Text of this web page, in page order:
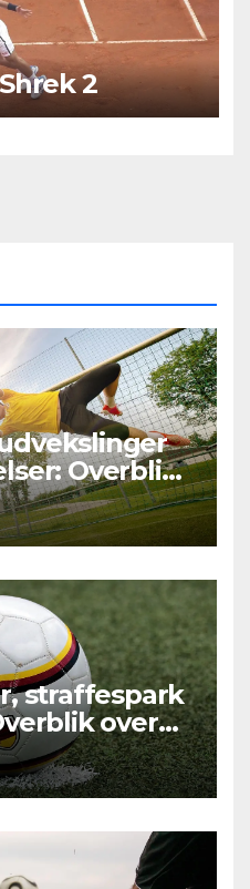
2
Overblik
– Group
straffespark
over
– Group 2,